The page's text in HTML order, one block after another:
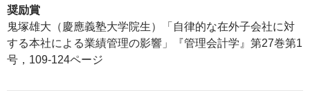
奨励賞
鬼塚雄大（慶應義塾大学院生）「自律的な在外子会社に対
する本社による業績管理の影響」『管理会計学』第27巻第1
号，109-124ページ